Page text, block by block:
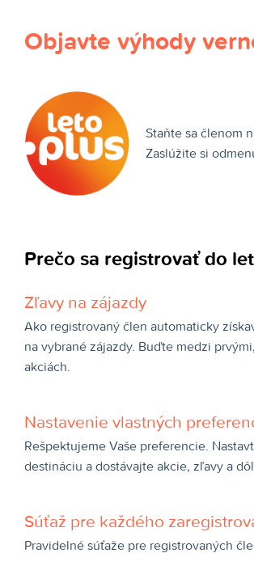
Objavte výhody
Staňte sa členom
Zaslúžite si
Prečo sa registrovať do
Zľavy na zájazdy
Ako registrovaný člen automaticky
na vybrané zájazdy. Buďte medzi
akciách.
Nastavenie vlastných
Rešpektujeme Vaše preferencie.
destináciu a dostávajte akcie, zľavy a
Súťaž pre každého
Pravidelné súťaže pre registrovaných